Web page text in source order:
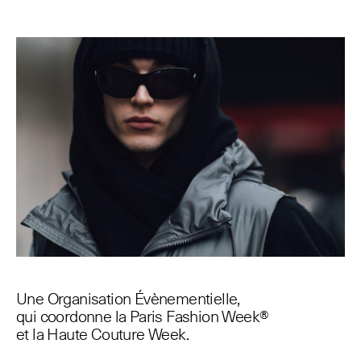
Une Organisation Évènementielle,
qui coordonne la Paris Fashion Week®
et la Haute Couture Week.